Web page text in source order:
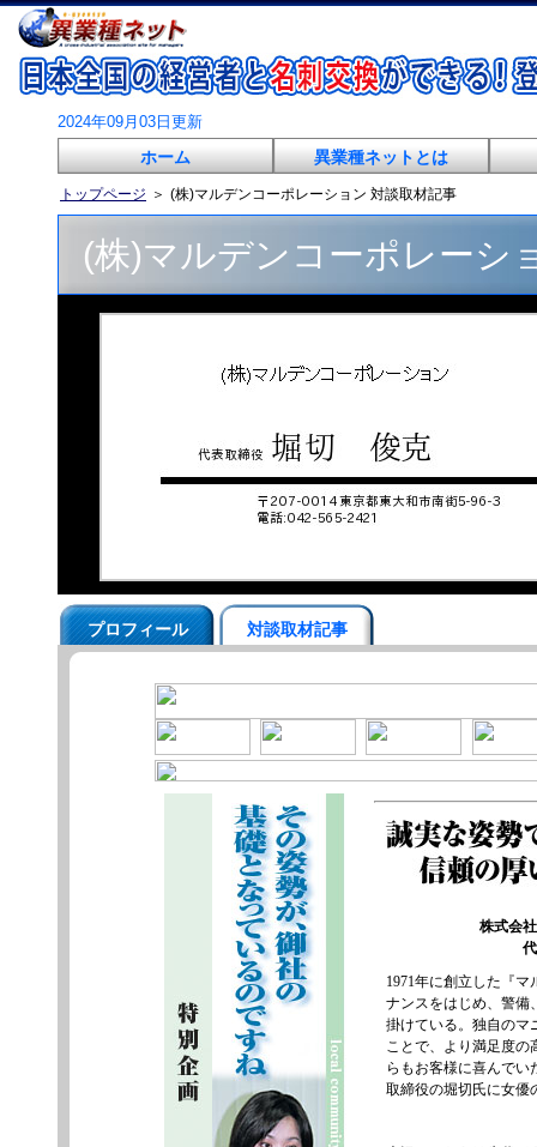
2024年09月03日更新
ホーム 異業種ネットとは
トップページ ＞ (株)マルデンコーポレーション 対談取材記事
(株)マルデンコーポレーシ
プロフィール 対談取材記事